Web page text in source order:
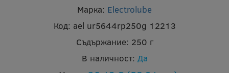
Марка: Electrolube
Код: ael ur5644rp250g 12213
Съдържание: 250 г
В наличност: Да